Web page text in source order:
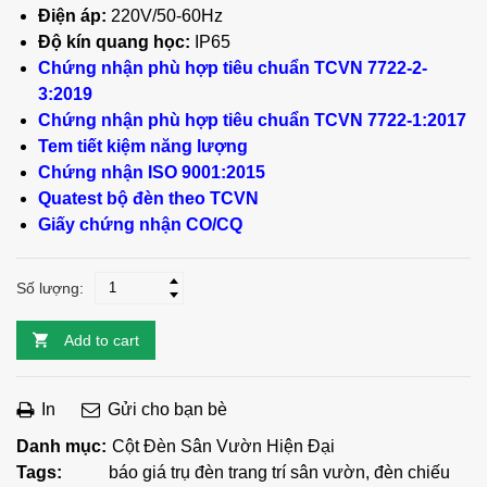
Điện áp: 220V/50-60Hz
Độ kín quang học: IP65
Chứng nhận phù hợp tiêu chuẩn TCVN 7722-2-
3:2019
Chứng nhận phù hợp tiêu chuẩn TCVN 7722-1:2017
Tem tiết kiệm năng lượng
Chứng nhận ISO 9001:2015
Quatest bộ đèn theo TCVN
Giấy chứng nhận CO/CQ
Số lượng:
Add to cart
In
Gửi cho bạn bè
Danh mục: Cột Đèn Sân Vườn Hiện Đại
Tags:
báo giá trụ đèn trang trí sân vườn, đèn chiếu